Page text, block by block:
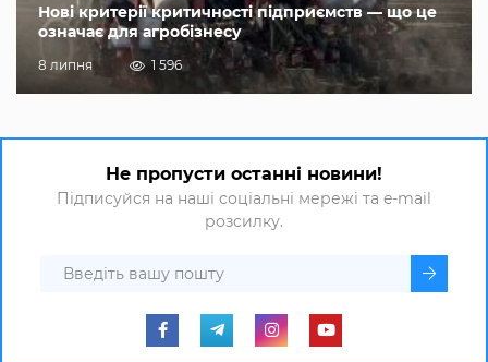
Нові критерії критичності підприємств — що це
означає для агробізнесу
8 липня 1 596
Не пропусти останні новини!
Підписуйся на наші соціальні мережі та e-mail
розсилку.